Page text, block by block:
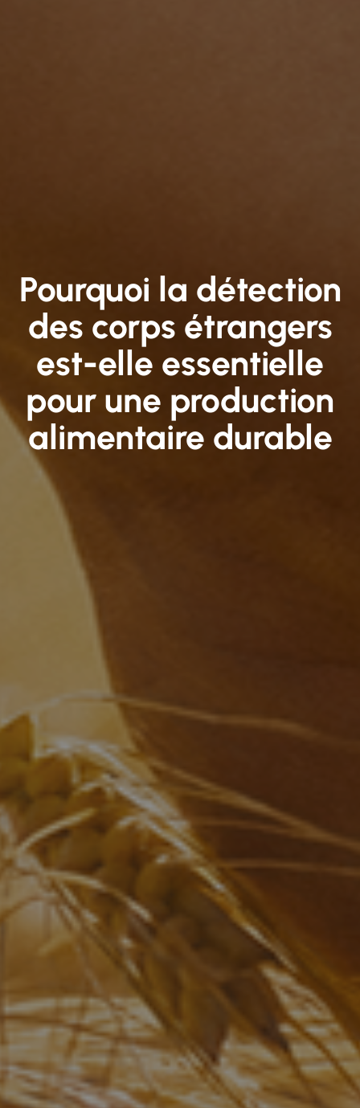
Pourquoi la détection
des corps étrangers
est-elle essentielle
pour une production
alimentaire durable